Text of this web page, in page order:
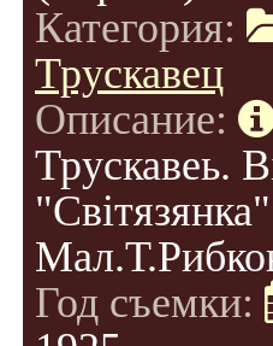
Категория:
Трускавец
Описание:
Трускавеь.
Год съемки: